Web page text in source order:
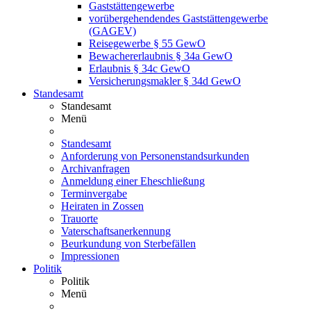
Gaststättengewerbe
vorübergehendendes Gaststättengewerbe
(GAGEV)
Reisegewerbe § 55 GewO
Bewachererlaubnis § 34a GewO
Erlaubnis § 34c GewO
Versicherungsmakler § 34d GewO
Standesamt
Standesamt
Menü
Standesamt
Anforderung von Personenstandsurkunden
Archivanfragen
Anmeldung einer Eheschließung
Terminvergabe
Heiraten in Zossen
Trauorte
Vaterschaftsanerkennung
Beurkundung von Sterbefällen
Impressionen
Politik
Politik
Menü